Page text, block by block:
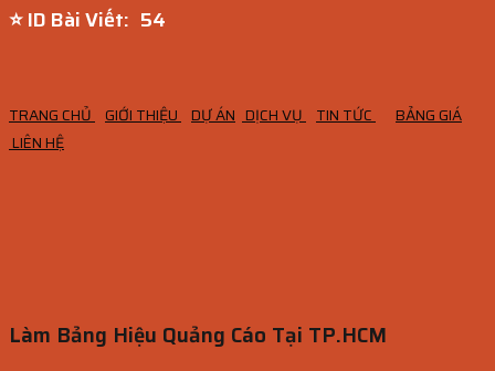
⭐ ID Bài Viết: 52
TRANG CHỦ GIỚI THIỆU DỰ ÁN DỊCH VỤ TIN TỨC
BẢNG GIÁ
LIÊN HỆ
Làm Bảng Hiệu Quảng Cáo Tại TP.HCM